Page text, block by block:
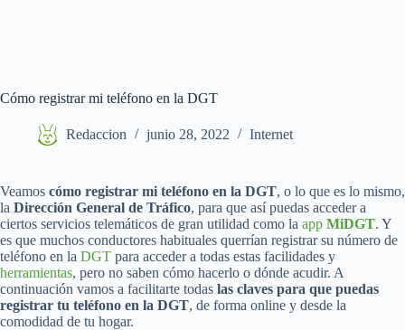
Cómo registrar mi teléfono en la DGT
Redaccion junio 28, 2022 Internet
Veamos cómo registrar mi teléfono en la DGT, o lo que es lo mismo,
la Dirección General de Tráfico, para que así puedas acceder a
ciertos servicios telemáticos de gran utilidad como la app MiDGT. Y
es que muchos conductores habituales querrían registrar su número de
teléfono en la DGT para acceder a todas estas facilidades y
herramientas, pero no saben cómo hacerlo o dónde acudir. A
continuación vamos a facilitarte todas las claves para que puedas
registrar tu teléfono en la DGT, de forma online y desde la
comodidad de tu hogar.